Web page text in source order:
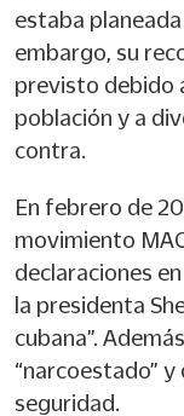
estaba
embargo, su
previsto debido
población y a
contra.
En febrero de
movimiento
declaraciones
la presidenta
cubana”.
“narcoestado”
seguridad.